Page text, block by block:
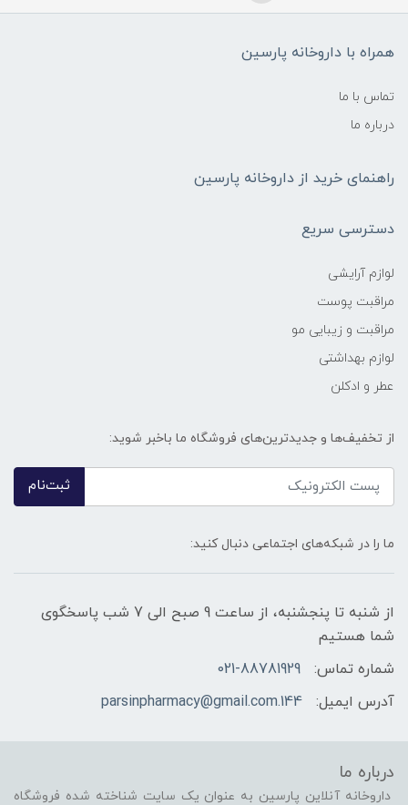
همراه با داروخانه پارسین
تماس با ما
درباره ما
راهنمای خرید از داروخانه پارسین
دسترسی سریع
لوازم آرایشی
مراقبت پوست
مراقبت و زیبایی مو
لوازم بهداشتی
عطر و ادکلن
از تخفیف‌ها و جدیدترین‌های فروشگاه ما باخبر شوید:
ثبت‌نام
ما را در شبکه‌های اجتماعی دنبال کنید:
از شنبه تا پنجشنبه، از ساعت 9 صبح الی 7 شب پاسخگوی
شما هستیم
شماره تماس:
021-88781929
آدرس ایمیل:
144.parsinpharmacy@gmail.com
درباره ما
داروخانه آنلاین پارسین به عنوان یک سایت شناخته شده فروشگاه